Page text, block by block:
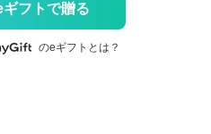
フトで贈る
のeギフトとは？